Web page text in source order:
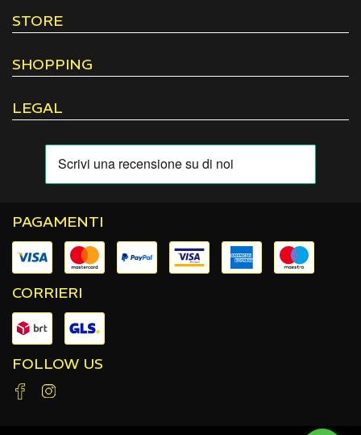
STORE
SHOPPING
LEGAL
PAGAMENTI
CORRIERI
FOLLOW US